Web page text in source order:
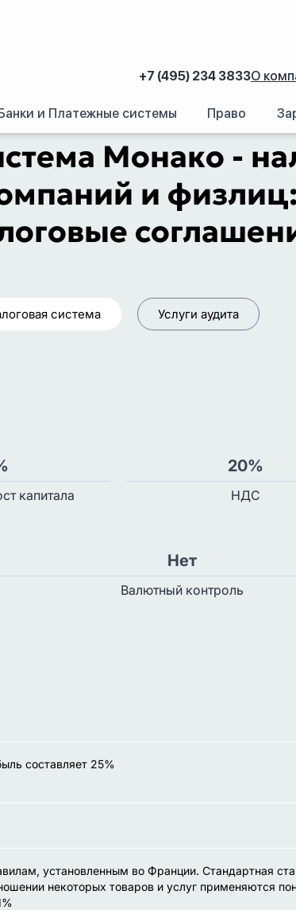
+7 (495) 234 3833О
Банки и Платежные системы Право
и оптимизация налогообложения монакских
Монако -
и физлиц:
система Услуги аудита
капитала
20%
НДС
Нет
Валютный контроль
составляет 25%
установленным во Франции. Стандартная
некоторых товаров и услуг применяются